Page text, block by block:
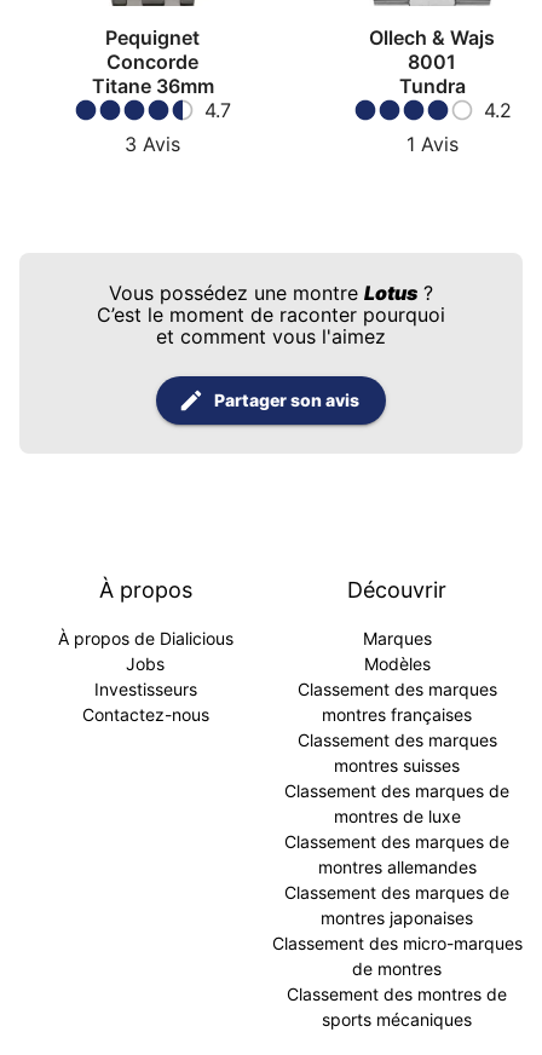
Pequignet
Concorde
Titane 36mm
4.7
3 Avis
Ollech & Wajs
8001
Tundra
4.2
1 Avis
Vous possédez une montre Lotus?
C’est le moment de raconter pourquoi
et comment vous l'aimez
Partager son avis
À propos
À propos de Dialicious
Jobs
Investisseurs
Contactez-nous
Découvrir
Marques
Modèles
Classement des marques
montres françaises
Classement des marques
montres suisses
Classement des marques de
montres de luxe
Classement des marques de
montres allemandes
Classement des marques de
montres japonaises
Classement des micro-marques
de montres
Classement des montres de
sports mécaniques